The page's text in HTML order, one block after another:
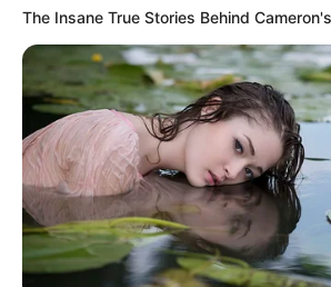
ΚΟΙΝΩΝΙΚΑ ΔΙΚΤΥΑ
FACEBOOK
YOUTUBE
EMAIL
The Insane True Stories Behind